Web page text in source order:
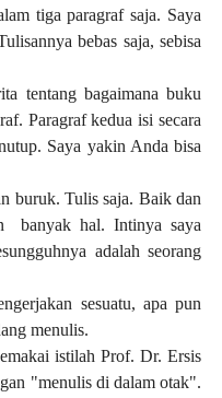
tiga paragraf saja. Saya
bebas saja, sebisa
tentang bagaimana buku
Paragraf kedua isi secara
Saya yakin Anda bisa
buruk. Tulis saja. Baik dan
banyak hal. Intinya saya
adalah seorang
sesuatu, apa pun
menulis.
istilah Prof. Dr. Ersis
"menulis di dalam otak".